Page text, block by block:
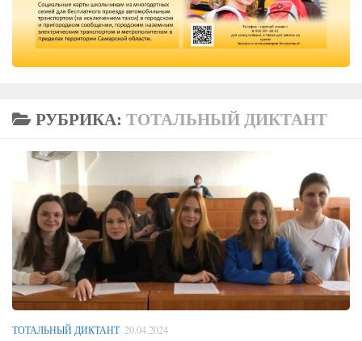
РУБРИКА: ТОТАЛЬНЫЙ ДИКТАНТ
ТОТАЛЬНЫЙ ДИКТАНТ 20.04.2024